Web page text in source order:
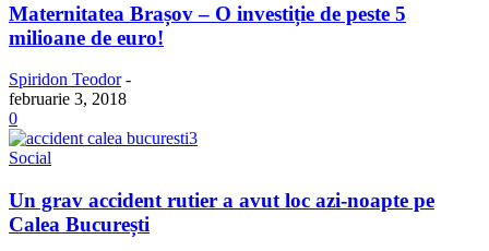
Maternitatea Brașov – O investiție de peste 5
milioane de euro!
Spiridon Teodor -
februarie 3, 2018
0
Social
Un grav accident rutier a avut loc azi-noapte pe
Calea București